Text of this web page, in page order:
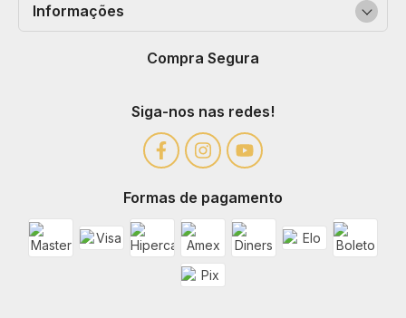
Informações
Compra Segura
Siga-nos nas redes!
Formas de pagamento